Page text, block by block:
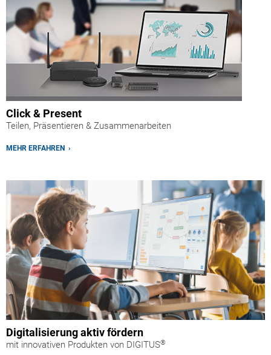
Click & Present
Teilen, Präsentieren & Zusammenarbeiten
MEHR ERFAHREN ›
Digitalisierung aktiv fördern
mit innovativen Produkten von DIGITUS®